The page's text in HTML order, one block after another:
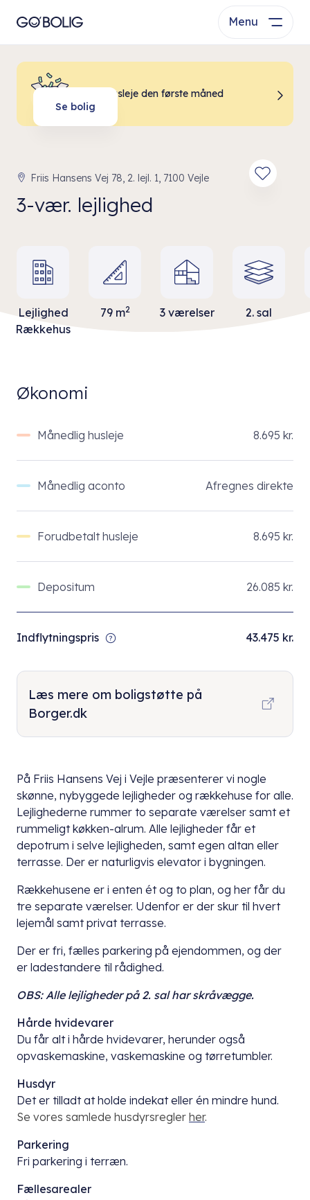
Menu
0 kr. i husleje den første måned
Se bolig
Friis Hansens Vej 78, 2. lejl. 1, 7100 Vejle
3-vær. lejlighed
Lejlighed
Rækkehus
79 m2 3 værelser 2. sal
På Friis Hansens Vej i Vejle præsenterer vi nogle
skønne, nybyggede lejligheder og rækkehuse for alle.
Lejlighederne rummer to separate værelser samt et
rummeligt køkken-alrum. Alle lejligheder får et
depotrum i selve lejligheden, samt egen altan eller
terrasse. Der er naturligvis elevator i bygningen.
Rækkehusene er i enten ét og to plan, og her får du
tre separate værelser. Udenfor er der skur til hvert
lejemål samt privat terrasse.
Der er fri, fælles parkering på ejendommen, og der
er ladestandere til rådighed.
OBS: Alle lejligheder på 2. sal har skråvægge.
Hårde hvidevarer
Du får alt i hårde hvidevarer, herunder også
opvaskemaskine, vaskemaskine og tørretumbler.
Husdyr
Det er tilladt at holde indekat eller én mindre hund.
Se vores samlede husdyrsregler her.
Parkering
Fri parkering i terræn.
Fællesarealer
Økonomi
Månedlig husleje 8.695 kr.
Månedlig aconto Afregnes direkte
Forudbetalt husleje 8.695 kr.
Depositum 26.085 kr.
Indflytningspris 43.475 kr.
Læs mere om boligstøtte på
Borger.dk